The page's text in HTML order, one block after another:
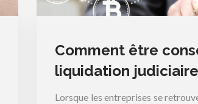
Comment être
liquidation judiciaire
Lorsque les entreprises se